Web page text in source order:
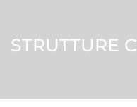
STRUTTURE